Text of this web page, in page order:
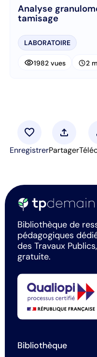
Analyse
tamisage
LABORATOIRE
visibility1982 vues schedule2
favorite
Enregistrer
upload
Partager
Bibliothèque de
pédagogiques
des Travaux
gratuite.
Bibliothèque